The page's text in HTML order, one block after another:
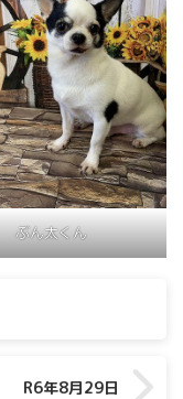
ぶん太くん
R6年8月29日